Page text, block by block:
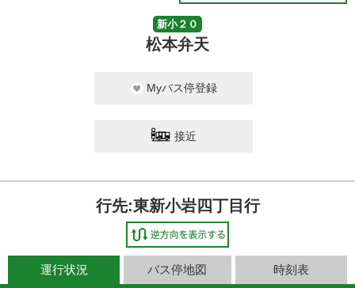
新小２０
松本弁天
Myバス停登録
接近
行先:東新小岩四丁目行
運行状況 バス停地図 時刻表